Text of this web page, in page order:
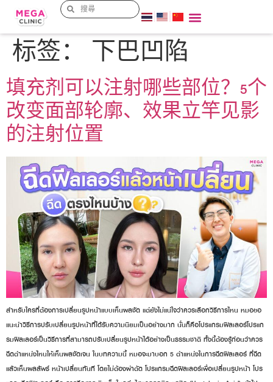
标签： 下巴凹陷
填充剂可以注射哪些部位？5个
改变面部轮廓、效果立竿见影
的注射位置
สำหรับใครที่ต้องการเปลี่ยนรูปหน้าแบบเห็นผลชัด แต่ยังไม่แน่ใจว่าควรเลือกวิธีการไหน หมอขอ
แนะนำวิธีการปรับเปลี่ยนรูปหน้าที่ได้รับความนิยมเป็นอย่างมาก นั่นก็คือโปรแกรมฟิลเลอร์โปรแก
รมฟิลเลอร์เป็นวิธีการที่สามารถปรับเปลี่ยนรูปหน้าได้อย่างเป็นธรรมชาติ ทั้งนี้ต้องรู้ก่อนว่าควร
ฉีดตำแหน่งไหนให้เห็นผลชัดเจน ในบทความนี้ หมอจะมาบอก 5 ตำแหน่งในการฉีดฟิลเลอร์ ที่ฉีด
แล้วเห็นผลลัพธ์ หน้าเปลี่ยนทันที โดยไม่ต้องผ่าตัด โปรแกรมฉีดฟิลเลอร์เพื่อเปลี่ยนรูปหน้า โปร